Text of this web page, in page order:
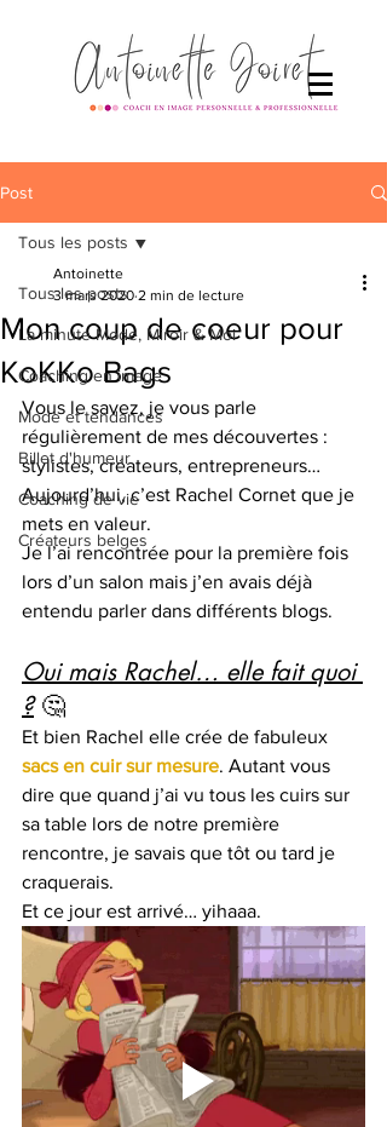
Post
Tous les posts
La minute Mode, Miroir & Moi
Coaching en image
Mode et tendances
Billet d'humeur
Coaching de vie
Créateurs belges
Tous les posts
Mon coup de coeur pour
KoKKo Bags
Antoinette
3 mars 2020 2 min de lecture
Vous le savez, je vous parle
régulièrement de mes découvertes :
stylistes, créateurs, entrepreneurs…
Aujourd’hui, c’est Rachel Cornet que je
mets en valeur.
Je l’ai rencontrée pour la première fois
lors d’un salon mais j’en avais déjà
entendu parler dans différents blogs.
Oui mais Rachel… elle fait quoi
? 🤔
Et bien Rachel elle crée de fabuleux
sacs en cuir sur mesure. Autant vous
dire que quand j’ai vu tous les cuirs sur
sa table lors de notre première
rencontre, je savais que tôt ou tard je
craquerais.
Et ce jour est arrivé… yihaaa.